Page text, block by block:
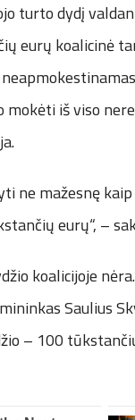
turto dydį
eurų koalicinė
mokėti iš viso
ne mažesnę
eurų“, –
koalicijoje
Saulius
– 100